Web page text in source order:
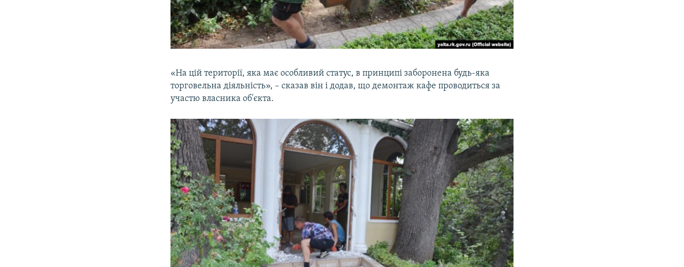
«На цій території, яка має особливий статус, в принципі заборонена будь-яка
торговельна діяльність», – сказав він і додав, що демонтаж кафе проводиться за
участю власника об'єкта.